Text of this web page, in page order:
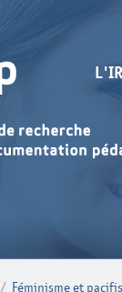
/ Féminisme et